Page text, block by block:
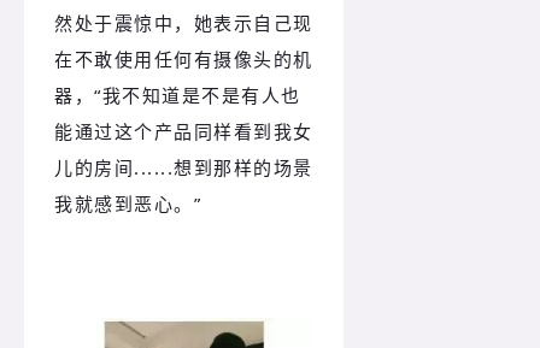
然处于震惊中，她表示自己现
在不敢使用任何有摄像头的机
器，“我不知道是不是有人也
能通过这个产品同样看到我女
儿的房间......想到那样的场景
我就感到恶心。”